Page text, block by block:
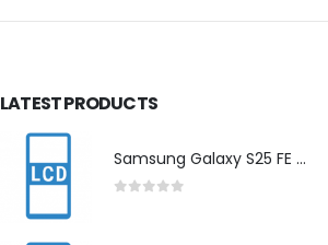
LATEST PRODUCTS
Samsung Galaxy S25 FE scherm herstelling